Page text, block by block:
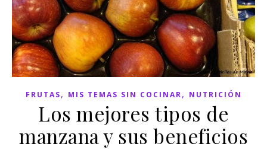
FRUTAS, MIS TEMAS SIN COCINAR, NUTRICIÓN
Los mejores tipos de
manzana y sus beneficios